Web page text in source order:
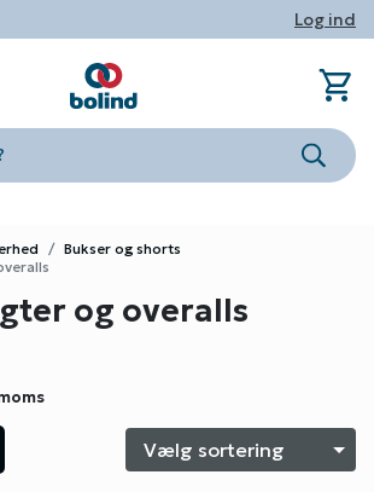
Log ind
Søg
book_ribbon
store
Om
phonestar
person
Log
shopping_cart
Bukser og shorts
og overalls